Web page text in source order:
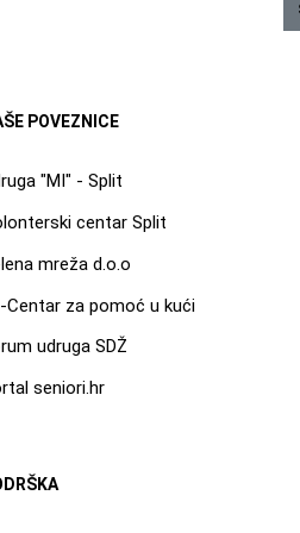
PREVENCIJI NASILJA NAD
POVEZNICE
"MI" - Split
centar Split
mreža d.o.o
Centar za pomoć u kući
udruga SDŽ
seniori.hr